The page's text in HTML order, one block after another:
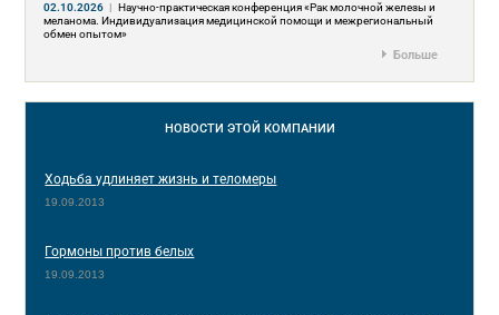
02.10.2026 | Научно-практическая конференция «Рак молочной железы и
меланома. Индивидуализация медицинской помощи и межрегиональный
обмен опытом»
Больше
НОВОСТИ ЭТОЙ КОМПАНИИ
Ходьба удлиняет жизнь и теломеры
19.09.2013
Гормоны против белых
19.09.2013